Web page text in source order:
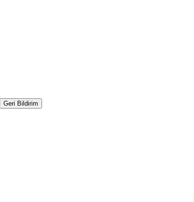
Geri Bildirim